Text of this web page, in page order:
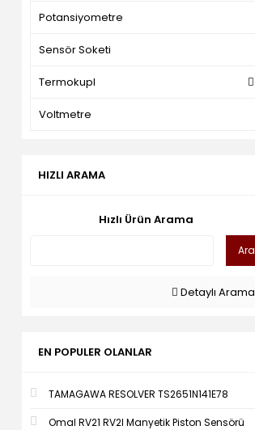
Potansiyometre
Sensör Soketi
Termokupl
Voltmetre
HIZLI ARAMA
Hızlı Ürün Arama
Ara
Detaylı Arama
EN POPULER OLANLAR
TAMAGAWA RESOLVER TS2651N141E78
Omal RV21 RV2I Manyetik Piston Sensörü